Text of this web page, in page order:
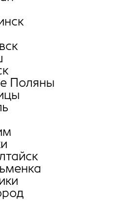
Поляны